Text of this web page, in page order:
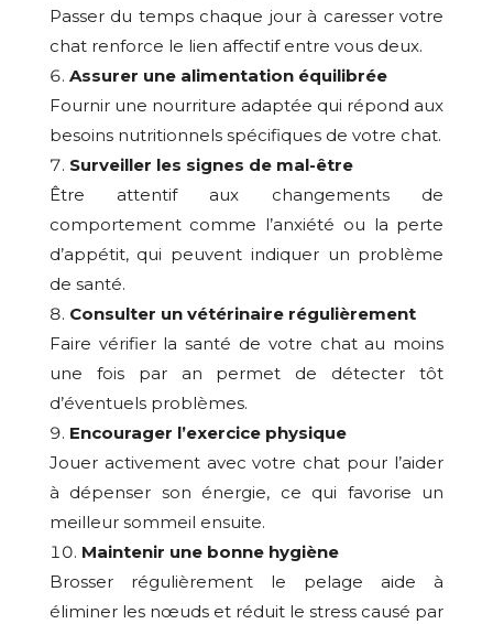
Passer du temps chaque jour à caresser votre
chat renforce le lien affectif entre vous deux.
Assurer une alimentation équilibrée
Fournir une nourriture adaptée qui répond aux
besoins nutritionnels spécifiques de votre chat.
Surveiller les signes de mal-être
Être attentif aux changements de
comportement comme l’anxiété ou la perte
d’appétit, qui peuvent indiquer un problème
de santé.
Consulter un vétérinaire régulièrement
Faire vérifier la santé de votre chat au moins
une fois par an permet de détecter tôt
d’éventuels problèmes.
Encourager l’exercice physique
Jouer activement avec votre chat pour l’aider
à dépenser son énergie, ce qui favorise un
meilleur sommeil ensuite.
Maintenir une bonne hygiène
Brosser régulièrement le pelage aide à
éliminer les nœuds et réduit le stress causé par